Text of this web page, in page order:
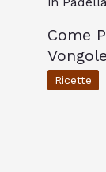
Come
Ricette